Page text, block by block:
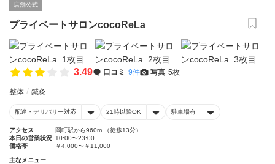
店舗公式
プライベートサロンcocoReLa
3.49 口コミ 9件 写真 5枚
整体 鍼灸
配達・デリバリー対応 21時以降OK 駐車場有
アクセス
岡町駅から960m （徒歩13分）
本日の営業状況 10:00〜23:00
価格帯
￥4,000〜￥11,000
主なメニュー